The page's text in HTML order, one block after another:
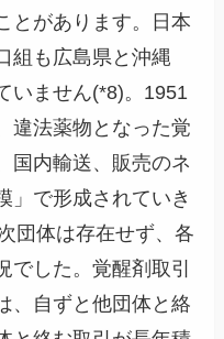
とがあります。日本
組も広島県と沖縄
いません(*8)。1951
違法薬物となった覚
国内輸送、販売のネ
」で形成されていき
団体は存在せず、各
した。覚醒剤取引
、自ずと他団体と絡